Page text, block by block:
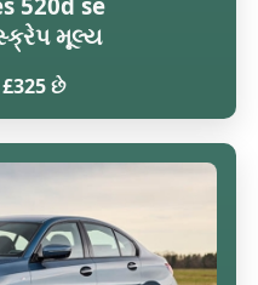
મૂલ્ય
છે